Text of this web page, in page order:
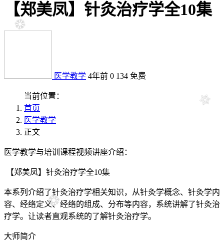
【郑美凤】针灸治疗学全10集
医学教学 4年前 0 134 免费
当前位置：
首页
医学教学
正文
医学教学与培训课程视频讲座介绍：
【郑美凤】针灸治疗学全10集
本系列介绍了针灸治疗学相关知识，从针灸学概念、针灸学内
容、经络定义、经络的组成、分布等内容，系统讲解了针灸治
疗学。让读者直观系统的了解针灸治疗学。
大师简介